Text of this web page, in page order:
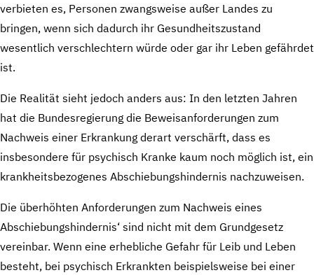
verbieten es, Personen zwangsweise außer Landes zu
bringen, wenn sich dadurch ihr Gesundheitszustand
wesentlich verschlechtern würde oder gar ihr Leben gefährdet
ist.
Die Realität sieht jedoch anders aus: In den letzten Jahren
hat die Bundesregierung die Beweisanforderungen zum
Nachweis einer Erkrankung derart verschärft, dass es
insbesondere für psychisch Kranke kaum noch möglich ist, ein
krankheitsbezogenes Abschiebungshindernis nachzuweisen.
Die überhöhten Anforderungen zum Nachweis eines
Abschiebungshindernis‘ sind nicht mit dem Grundgesetz
vereinbar. Wenn eine erhebliche Gefahr für Leib und Leben
besteht, bei psychisch Erkrankten beispielsweise bei einer